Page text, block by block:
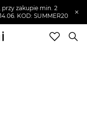
przy zakupie min. 2
KOD: SUMMER20
×